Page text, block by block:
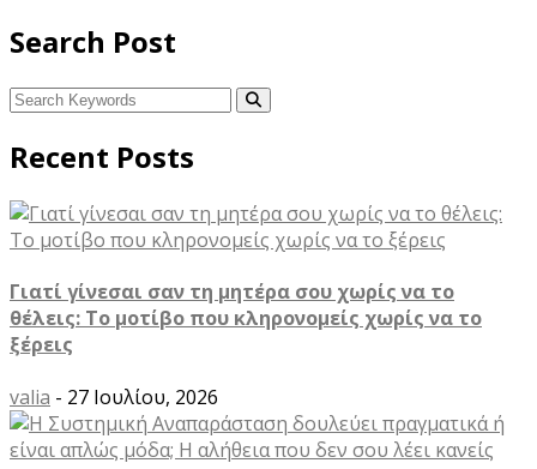
Search Post
Recent Posts
Γιατί γίνεσαι σαν τη μητέρα σου χωρίς να το
θέλεις: Το μοτίβο που κληρονομείς χωρίς να το
ξέρεις
valia - 27 Ιουλίου, 2026